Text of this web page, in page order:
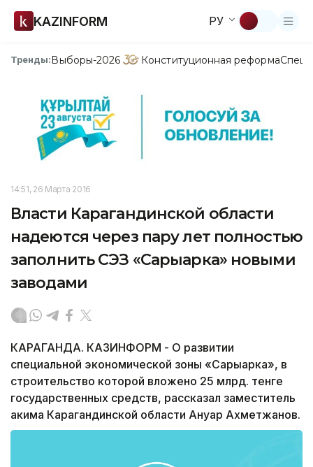
KAZINFORM РУ
Тренды:Выборы-2026 Конституционная реформа
14:51, 26 Марта 2016
Власти Карагандинской области
надеются через пару лет полностью
заполнить СЭЗ «Сарыарка» новыми
заводами
КАРАГАНДА. КАЗИНФОРМ - О развитии
специальной экономической зоны «Сарыарка», в
строительство которой вложено 25 млрд. тенге
государственных средств, рассказал заместитель
акима Карагандинской области Ануар Ахметжанов.